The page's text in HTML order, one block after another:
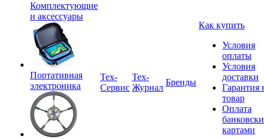
Комплектующие
и аксессуары
Портативная
электроника
Tex-
Сервис
Тех-
Журнал
Бренды
Как купить
Условия
оплаты
Условия
доставки
Гарантия
товар
Оплата
картами